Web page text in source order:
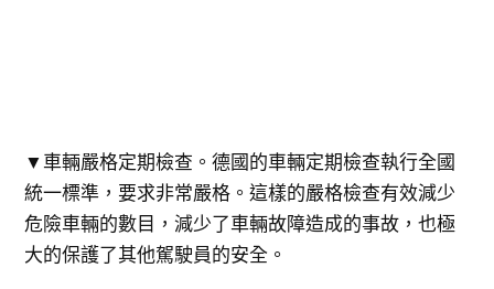
▼車輛嚴格定期檢查。德國的車輛定期檢查執行全國
統一標準，要求非常嚴格。這樣的嚴格檢查有效減少
危險車輛的數目，減少了車輛故障造成的事故，也極
大的保護了其他駕駛員的安全。